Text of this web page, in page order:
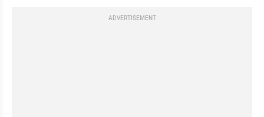
ADVERTISEMENT